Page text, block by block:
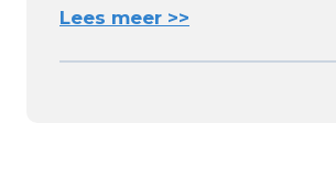
Lees meer >>